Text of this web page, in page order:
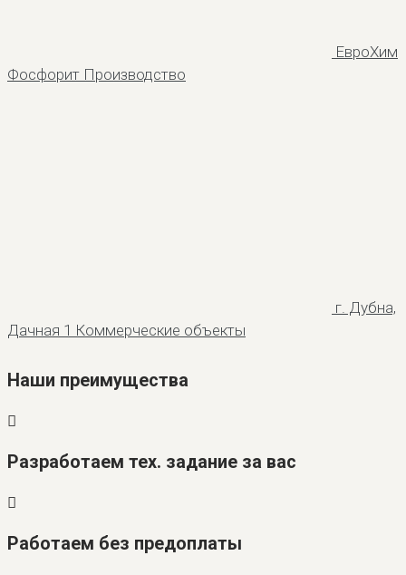
ЕвроХим
Фосфорит Производство
г. Дубна,
Дачная 1 Коммерческие объекты
Наши преимущества
Разработаем тех. задание за вас
Работаем без предоплаты